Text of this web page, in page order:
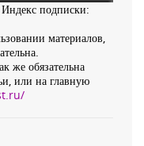
подписки:
материалов,
же обязательна
или на главную